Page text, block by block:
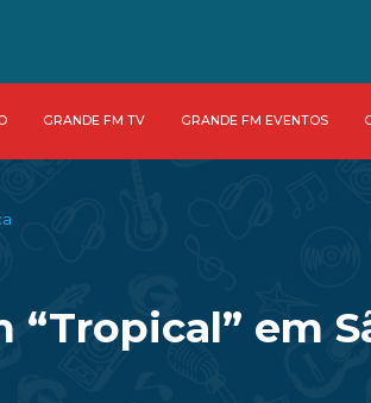
GRANDE FM TV GRANDE FM EVENTOS
em